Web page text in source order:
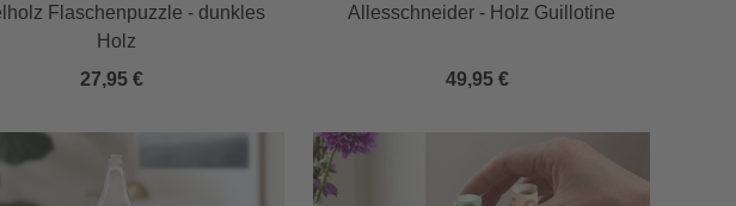
Flaschenpuzzle - dunkles
Holz
27,95 €
Allesschneider - Holz Guillotine
49,95 €